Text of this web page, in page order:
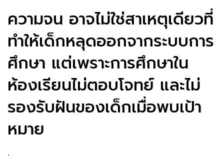
ความจน อาจไม่ใช่สาเหตุเดียวที่
ทำให้เด็กหลุดออกจากระบบการ
ศึกษา แต่เพราะการศึกษาใน
ห้องเรียนไม่ตอบโจทย์ และไม่
รองรับฝันของเด็กเมื่อพบเป้า
หมาย
.